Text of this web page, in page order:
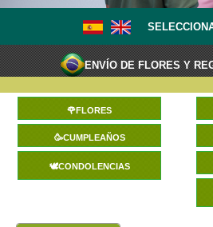
ENVÍO DE FLORES Y
🌹FLORES
🥳CUMPLEAÑOS
🕊️CONDOLENCIAS